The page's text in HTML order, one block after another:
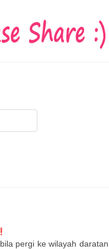
pergi ke wilayah daratan